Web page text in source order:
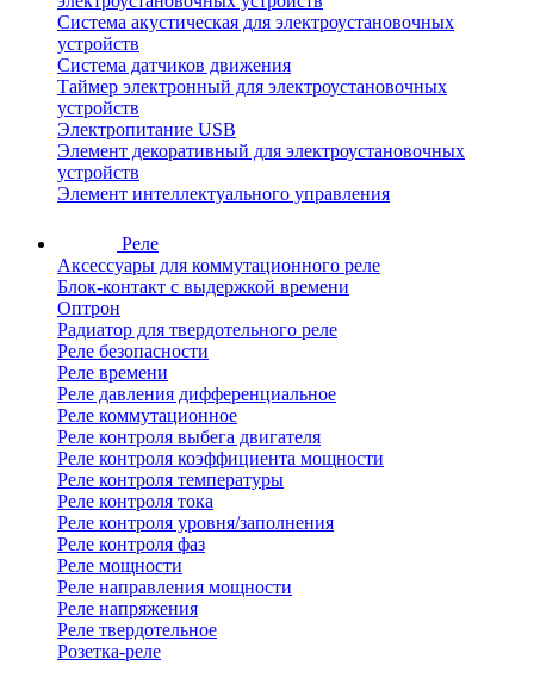
Система акустическая для электроустановочных
устройств
Система датчиков движения
Таймер электронный для электроустановочных
устройств
Электропитание USB
Элемент декоративный для электроустановочных
устройств
Элемент интеллектуального управления
Реле
Аксессуары для коммутационного реле
Блок-контакт с выдержкой времени
Оптрон
Радиатор для твердотельного реле
Реле безопасности
Реле времени
Реле давления дифференциальное
Реле коммутационное
Реле контроля выбега двигателя
Реле контроля коэффициента мощности
Реле контроля температуры
Реле контроля тока
Реле контроля уровня/заполнения
Реле контроля фаз
Реле мощности
Реле направления мощности
Реле напряжения
Реле твердотельное
Розетка-реле